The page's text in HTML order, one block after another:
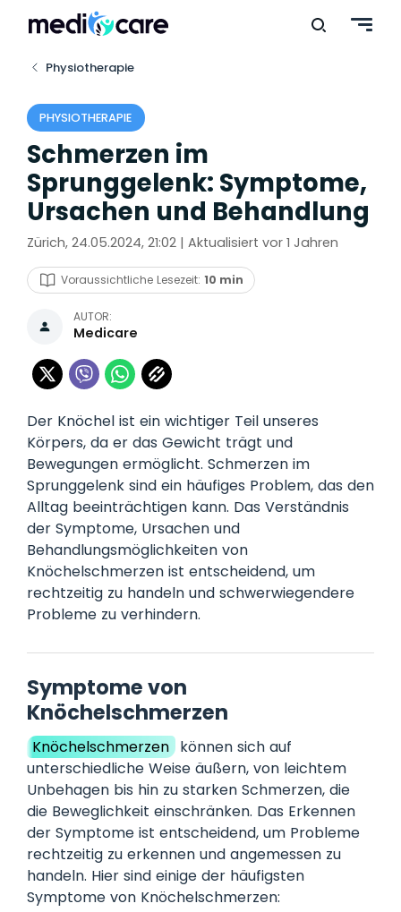
Physiotherapie
PHYSIOTHERAPIE
Schmerzen im
Sprunggelenk: Symptome,
Ursachen und Behandlung
Zürich, 24.05.2024, 21:02 | Aktualisiert vor 1 Jahren
Voraussichtliche Lesezeit: 10 min
AUTOR:
Medicare
Der Knöchel ist ein wichtiger Teil unseres
Körpers, da er das Gewicht trägt und
Bewegungen ermöglicht. Schmerzen im
Sprunggelenk sind ein häufiges Problem, das den
Alltag beeinträchtigen kann. Das Verständnis
der Symptome, Ursachen und
Behandlungsmöglichkeiten von
Knöchelschmerzen ist entscheidend, um
rechtzeitig zu handeln und schwerwiegendere
Probleme zu verhindern.
Symptome von
Knöchelschmerzen
Knöchelschmerzen können sich auf
unterschiedliche Weise äußern, von leichtem
Unbehagen bis hin zu starken Schmerzen, die
die Beweglichkeit einschränken. Das Erkennen
der Symptome ist entscheidend, um Probleme
rechtzeitig zu erkennen und angemessen zu
handeln. Hier sind einige der häufigsten
Symptome von Knöchelschmerzen: